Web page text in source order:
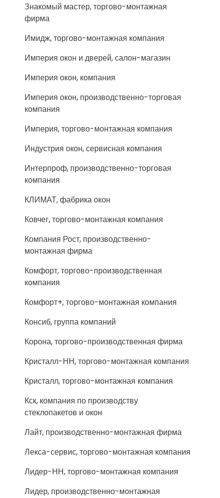
Знакомый мастер, торгово-монтажная
фирма
Имидж, торгово-монтажная компания
Империя окон и дверей, салон-магазин
Империя окон, компания
Империя окон, производственно-торговая
компания
Империя, торгово-монтажная компания
Индустрия окон, сервисная компания
Интерпроф, производственно-торговая
компания
КЛИМАТ, фабрика окон
Ковчег, торгово-монтажная компания
Компания Рост, производственно-
монтажная фирма
Комфорт, торгово-производственная
компания
Комфорт+, торгово-монтажная компания
Консиб, группа компаний
Корона, торгово-производственная фирма
Кристалл-НН, торгово-монтажная компания
Кристалл, торгово-монтажная компания
Кск, компания по производству
стеклопакетов и окон
Лайт, производственно-монтажная фирма
Лекса-сервис, торгово-монтажная компания
Лидер-НН, торгово-монтажная компания
Лидер, производственно-монтажная